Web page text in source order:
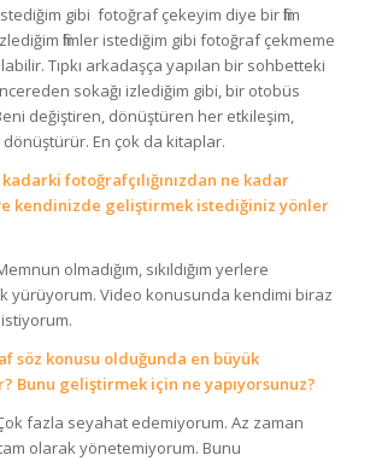
gibi fotoğraf çekeyim diye bir film
filmler istediğim gibi fotoğraf çekmeme
Tıpkı arkadaşça yapılan bir sohbetteki
sokağı izlediğim gibi, bir otobüs
değiştiren, dönüştüren her etkileşim,
dönüştürür. En çok da kitaplar.
fotoğrafçılığınızdan ne kadar
kendinizde geliştirmek istediğiniz yönler
olmadığım, sıkıldığım yerlere
yürüyorum. Video konusunda kendimi biraz
söz konusu olduğunda en büyük
Bunu geliştirmek için ne yapıyorsunuz?
fazla seyahat edemiyorum. Az zaman
tam olarak yönetemiyorum. Bunu